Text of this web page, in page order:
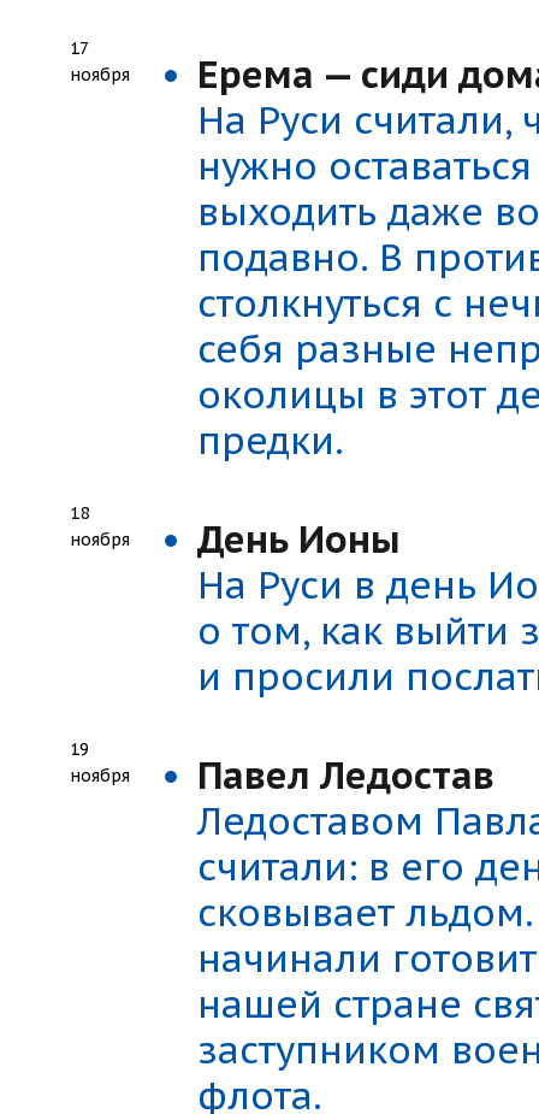
17
ноября
Ерема — сиди
На Руси считали,
нужно
выходить даже
подавно. В
столкнуться с
себя разные
околицы в этот
предки.
18
ноября
День Ионы
На Руси в день
о том, как выйти
и просили
19
ноября
Павел Ледостав
Ледоставом
считали: в его
сковывает
начинали
нашей стране
заступником
флота.